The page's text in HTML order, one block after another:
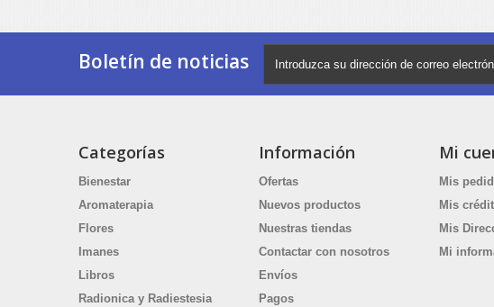
Boletín de noticias
Categorías
Bienestar
Aromaterapia
Flores
Imanes
Libros
Radionica y Radiestesia
Información
Ofertas
Nuevos productos
Nuestras tiendas
Contactar con nosotros
Envíos
Pagos
Mi
Mis
Mis
Mis
Mi